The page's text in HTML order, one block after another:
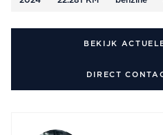
BEKIJK
DIRECT